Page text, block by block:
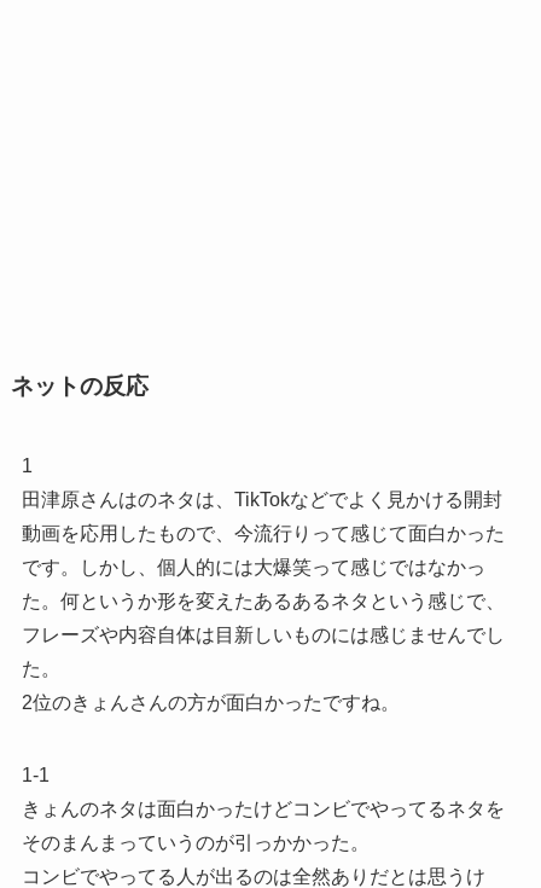
ネットの反応
1
田津原さんはのネタは、TikTokなどでよく見かける開封
動画を応用したもので、今流行りって感じて面白かった
です。しかし、個人的には大爆笑って感じではなかっ
た。何というか形を変えたあるあるネタという感じで、
フレーズや内容自体は目新しいものには感じませんでし
た。
2位のきょんさんの方が面白かったですね。
1-1
きょんのネタは面白かったけどコンビでやってるネタを
そのまんまっていうのが引っかかった。
コンビでやってる人が出るのは全然ありだとは思うけ